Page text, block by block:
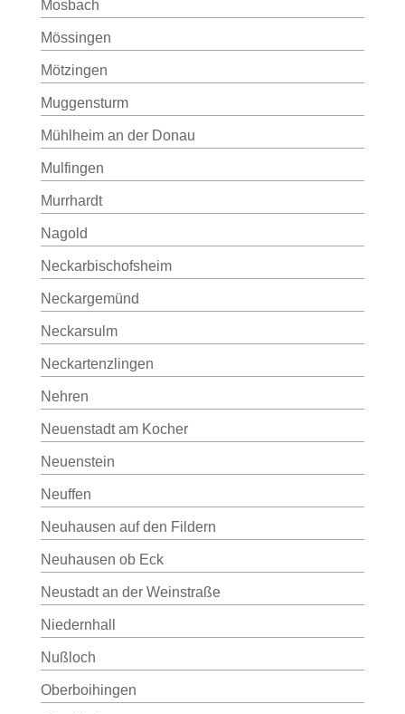
Mosbach
Mössingen
Mötzingen
Muggensturm
Mühlheim an der Donau
Mulfingen
Murrhardt
Nagold
Neckarbischofsheim
Neckargemünd
Neckarsulm
Neckartenzlingen
Nehren
Neuenstadt am Kocher
Neuenstein
Neuffen
Neuhausen auf den Fildern
Neuhausen ob Eck
Neustadt an der Weinstraße
Niedernhall
Nußloch
Oberboihingen